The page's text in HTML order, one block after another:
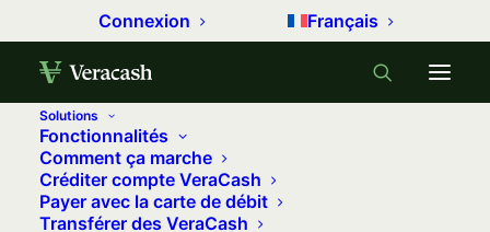
Connexion Français
Solutions
Fonctionnalités
Comment ça marche
Créditer compte VeraCash
Payer avec la carte de débit
Transférer des VeraCash
Accueil
Métaux précieux
L’or des banques centrales est-il mal géré ?